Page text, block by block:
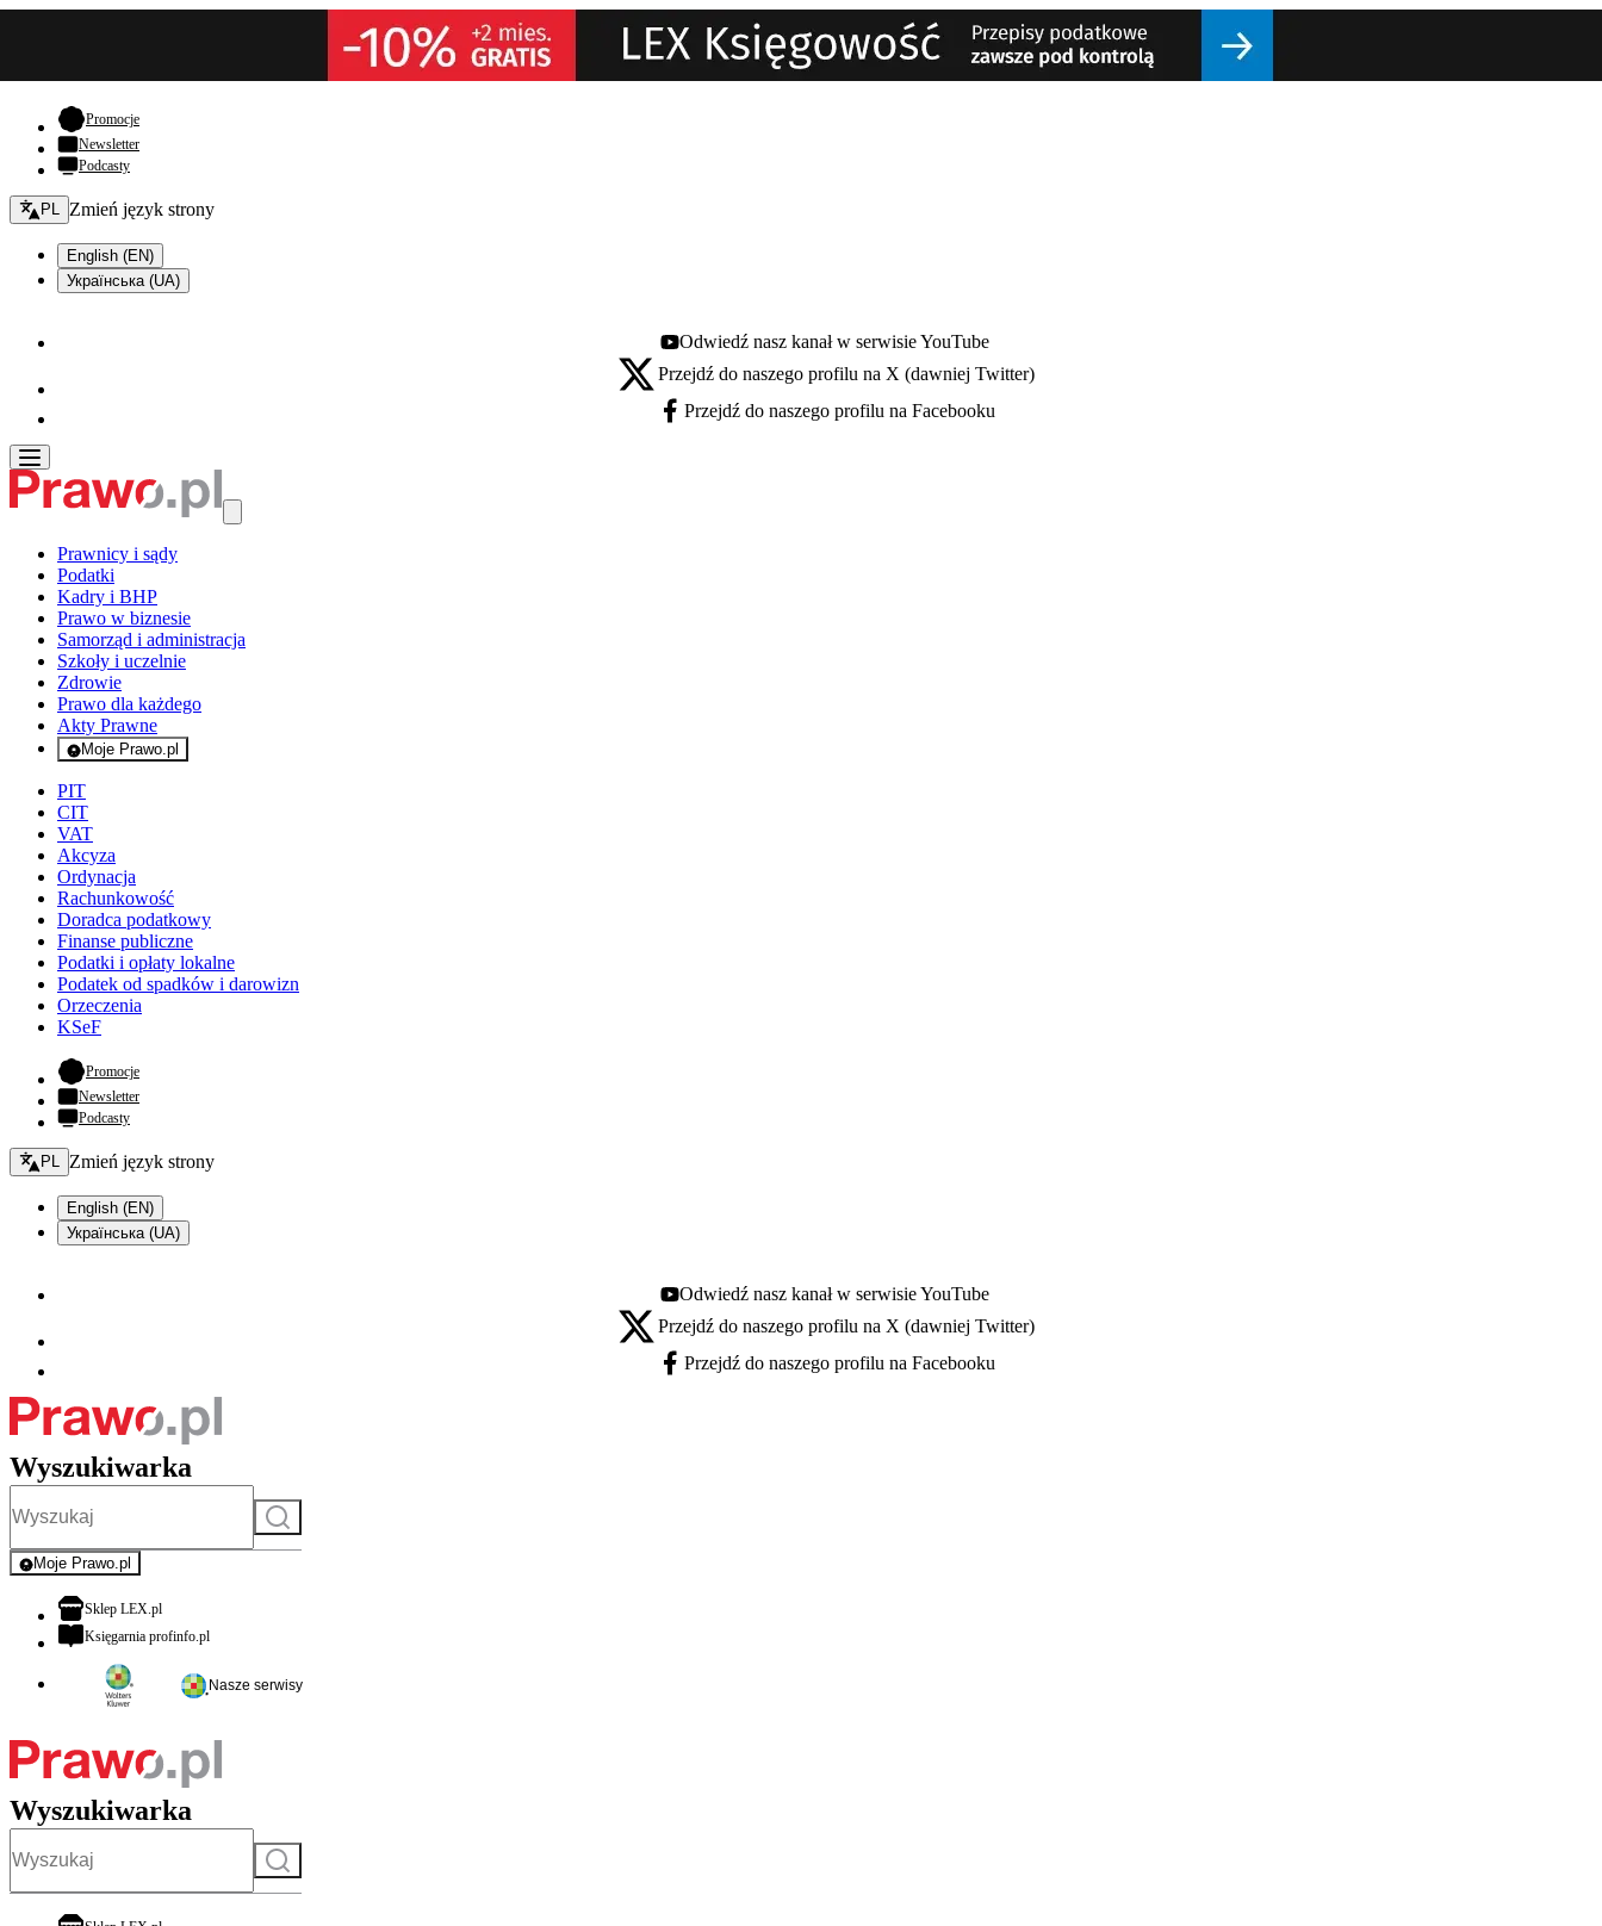
Promocje- otwiera się w nowej karcie
Newsletter
Podcasty
Zmień język - bieżący:
PL Zmień język strony
English (EN)
Українська (UA)
Youtube - otwiera się w nowej karcie
Odwiedź nasz kanał w serwisie YouTube
X - otwiera się w nowej karcie
Przejdź do naszego profilu na X (dawniej Twitter)
Facebook - otwiera się w nowej karcie
Przejdź do naszego profilu na Facebooku
Prawnicy i sądy
Podatki
Kadry i BHP
Prawo w biznesie
Samorząd i administracja
Szkoły i uczelnie
Zdrowie
Prawo dla każdego
Akty Prawne
Moje Prawo.pl
- rejestracja i logowanie do serwisu
PIT
CIT
VAT
Akcyza
Ordynacja
Rachunkowość
Doradca podatkowy
Finanse publiczne
Podatki i opłaty lokalne
Podatek od spadków i darowizn
Orzeczenia
KSeF
Promocje- otwiera się w nowej karcie
Newsletter
Podcasty
Zmień język - bieżący:
PL Zmień język strony
English (EN)
Українська (UA)
Youtube - otwiera się w nowej karcie
Odwiedź nasz kanał w serwisie YouTube
X - otwiera się w nowej karcie
Przejdź do naszego profilu na X (dawniej Twitter)
Facebook - otwiera się w nowej karcie
Przejdź do naszego profilu na Facebooku
Wyszukiwarka
Szukaj
Moje Prawo.pl
- rejestracja i logowanie do serwisu
Sklep LEX.plotwiera się w nowej karcie
Księgarnia profinfo.plotwiera się w nowej karcie
Nasze serwisy
Wyszukiwarka
Szukaj